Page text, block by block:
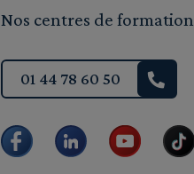
Nos centres de formation
01 44 78 60 50